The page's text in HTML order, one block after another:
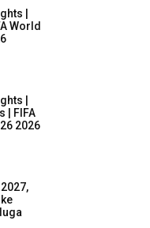
|
World
|
| FIFA
2026